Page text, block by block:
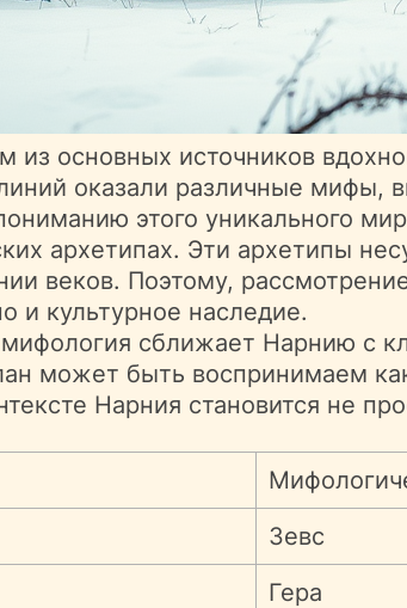
из основных источников
оказали различные мифы,
этого уникального
архетипах. Эти архетипы
веков. Поэтому,
и культурное наследие.
мифология сближает Нарнию с
может быть воспринимаем
Нарния становится не
Зевс
Гера